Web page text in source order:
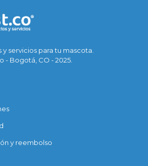
servicios para tu mascota.
- Bogotá, CO - 2025.
y reembolso